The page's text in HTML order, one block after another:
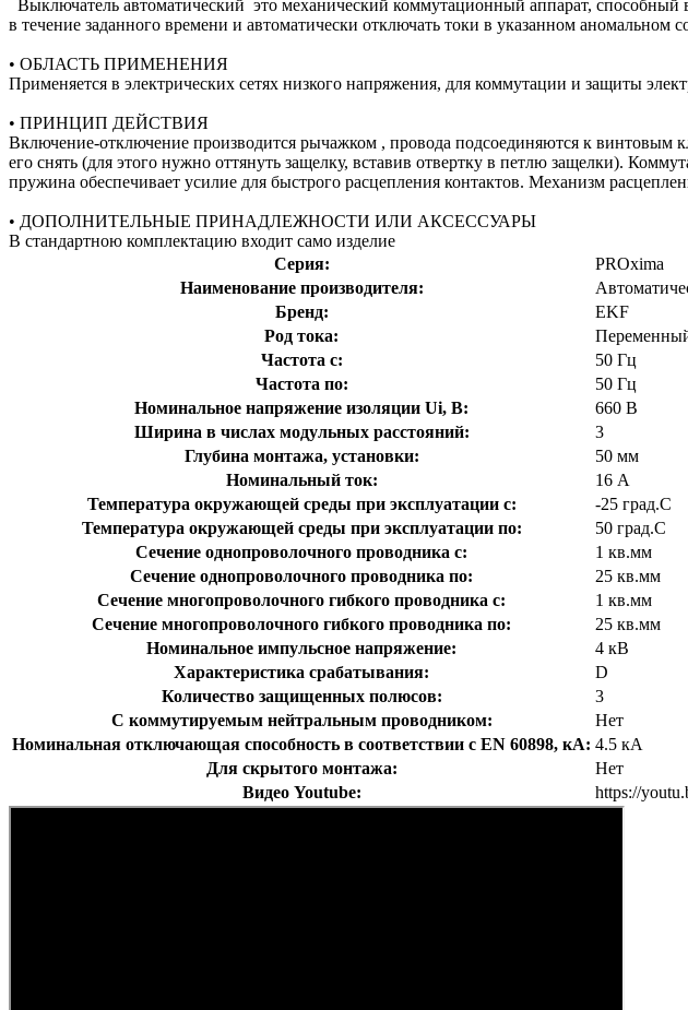
Выключатель автоматический это механический коммутационный аппарат,
в течение заданного времени и автоматически отключать токи в указанном аномальном
• ОБЛАСТЬ ПРИМЕНЕНИЯ
Применяется в электрических сетях низкого напряжения, для коммутации и защиты
• ПРИНЦИП ДЕЙСТВИЯ
Включение-отключение производится рычажком , провода подсоединяются к винтовым
его снять (для этого нужно оттянуть защелку, вставив отвертку в петлю защелки).
пружина обеспечивает усилие для быстрого расцепления контактов. Механизм
• ДОПОЛНИТЕЛЬНЫЕ ПРИНАДЛЕЖНОСТИ ИЛИ АКСЕССУАРЫ
В стандартною комплектацию входит само изделие
Серия:
PROxima
Наименование производителя:
Бренд:
EKF
Род тока:
Частота с:
50 Гц
Частота по:
50 Гц
Номинальное напряжение изоляции Ui, В:
660 В
Ширина в числах модульных расстояний:
3
Глубина монтажа, установки:
50 мм
Номинальный ток:
16 А
Температура окружающей среды при эксплуатации с:
-25 град.C
Температура окружающей cреды при эксплуатации по:
50 град.C
Сечение однопроволочного проводника с:
1 кв.мм
Сечение однопроволочного проводника по:
25 кв.мм
Сечение многопроволочного гибкого проводника с:
1 кв.мм
Сечение многопроволочного гибкого проводника по:
25 кв.мм
Номинальное импульсное напряжение:
4 кВ
Характеристика срабатывания:
D
Количество защищенных полюсов:
3
С коммутируемым нейтральным проводником:
Нет
Номинальная отключающая способность в соответствии с EN 60898, кА: 4.5 кА
Для скрытого монтажа:
Нет
Видео Youtube:
https://